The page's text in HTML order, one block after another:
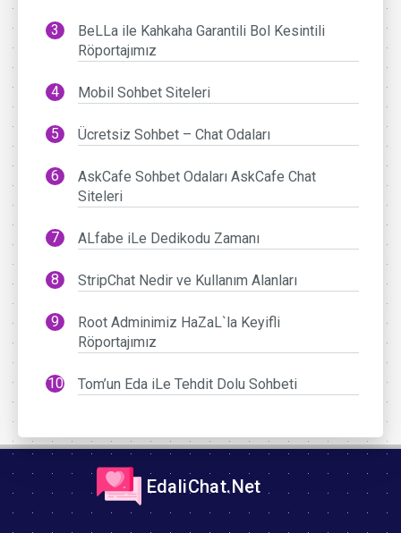
BeLLa ile Kahkaha Garantili Bol Kesintili
Röportajımız
Mobil Sohbet Siteleri
Ücretsiz Sohbet – Chat Odaları
AskCafe Sohbet Odaları AskCafe Chat
Siteleri
ALfabe iLe Dedikodu Zamanı
StripChat Nedir ve Kullanım Alanları
Root Adminimiz HaZaL`la Keyifli
Röportajımız
Tom’un Eda iLe Tehdit Dolu Sohbeti
EdaliChat.Net